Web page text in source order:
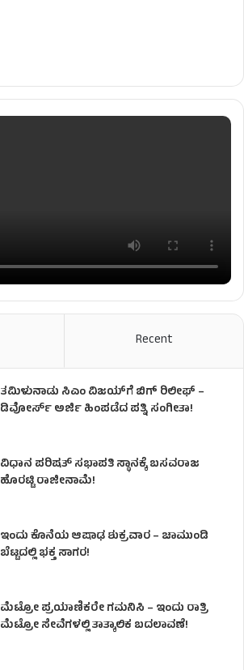
Recent
ತಮಿಳುನಾಡು ಸಿಎಂ ವಿಜಯ್‌ಗೆ ಬಿಗ್ ರಿಲೀಫ್ –
ಡಿವೋರ್ಸ್ ಅರ್ಜಿ ಹಿಂಪಡೆದ ಪತ್ನಿ ಸಂಗೀತಾ!
ವಿಧಾನ ಪರಿಷತ್ ಸಭಾಪತಿ ಸ್ಥಾನಕ್ಕೆ ಬಸವರಾಜ
ಹೊರಟ್ಟಿ ರಾಜೀನಾಮೆ!
ಇಂದು ಕೊನೆಯ ಆಷಾಢ ಶುಕ್ರವಾರ – ಚಾಮುಂಡಿ
ಬೆಟ್ಟದಲ್ಲಿ ಭಕ್ತ ಸಾಗರ!
ಮೆಟ್ರೋ ಪ್ರಯಾಣಿಕರೇ ಗಮನಿಸಿ – ಇಂದು ರಾತ್ರಿ
ಮೆಟ್ರೋ ಸೇವೆಗಳಲ್ಲಿ ತಾತ್ಕಾಲಿಕ ಬದಲಾವಣೆ!